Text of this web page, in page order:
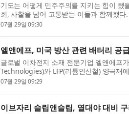
기도는 어떻게 민주주의를 지키는 힘이
회, 사찰을 넘어 고통받는 이들과 함께했
신앙의 경계를 넘어 민주주의를 위한 연대
07월 29일 09:30
엘앤에프, 미국 방산 관련 배터리 공
글로벌 이차전지 소재 전문기업 엘앤에프
Technologies)와 LFP(리튬인산철) 양극재
은 미국을 중심으로 배터리 소재의 원산지
07월 29일 09:29
이브자리 슬립앤슬립, 열대야 대비